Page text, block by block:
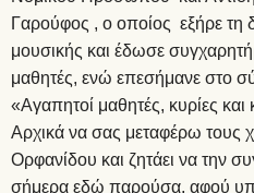
Γαρούφος , ο οποίος εξήρε τη
μουσικής και έδωσε
μαθητές, ενώ επεσήμανε στο
«Αγαπητοί μαθητές, κυρίες
Αρχικά να σας μεταφέρω τους
Ορφανίδου και ζητάει να την
σήμερα εδώ παρούσα, αφού